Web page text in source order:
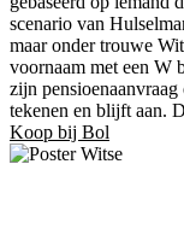
scenario van
maar onder trouwe
voornaam met een W
zijn
tekenen en blijft aan.
Koop bij Bol